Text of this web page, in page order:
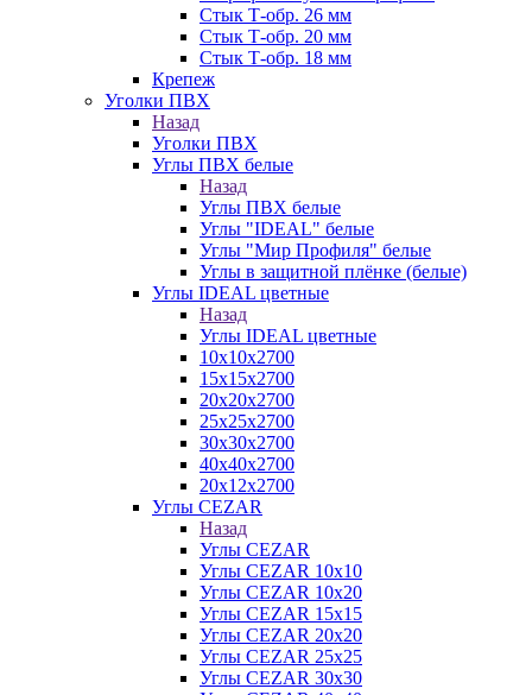
Стык Т-обр. 26 мм
Стык Т-обр. 20 мм
Стык Т-обр. 18 мм
Крепеж
Уголки ПВХ
Назад
Уголки ПВХ
Углы ПВХ белые
Назад
Углы ПВХ белые
Углы "IDEAL" белые
Углы "Мир Профиля" белые
Углы в защитной плёнке (белые)
Углы IDEAL цветные
Назад
Углы IDEAL цветные
10х10х2700
15х15х2700
20х20х2700
25х25х2700
30х30х2700
40х40х2700
20х12х2700
Углы CEZAR
Назад
Углы CEZAR
Углы CEZAR 10х10
Углы CEZAR 10х20
Углы CEZAR 15х15
Углы CEZAR 20х20
Углы CEZAR 25х25
Углы CEZAR 30х30